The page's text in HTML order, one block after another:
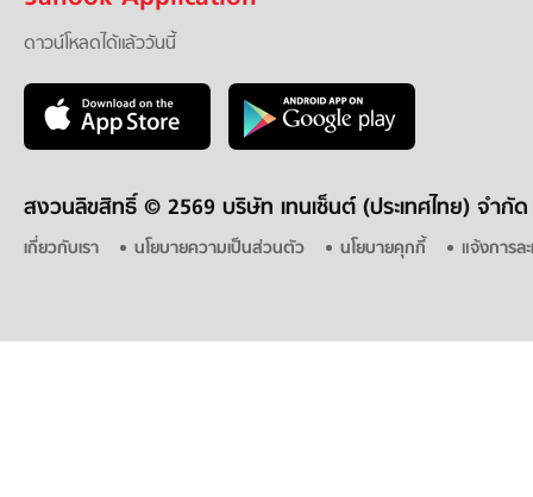
ดาวน์โหลดได้แล้ววันนี้
สงวนลิขสิทธิ์ © 2569 บริษัท เทนเซ็นต์ (ประเทศไทย) จำกัด
เกี่ยวกับเรา นโยบายความเป็นส่วนตัว นโยบายคุกกี้ แจ้งการล